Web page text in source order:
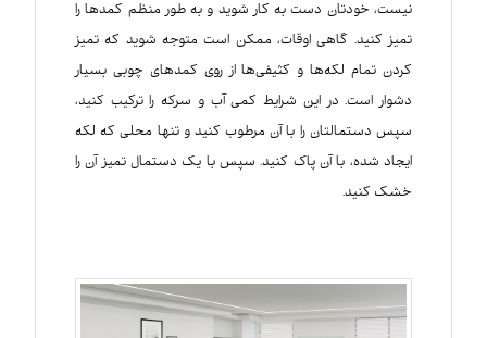
نیست، خودتان دست به کار شوید و به طور منظم کمدها را
تمیز کنید. گاهی اوقات، ممکن است متوجه شوید که تمیز
کردن تمام لکه‌ها و کثیفی‌ها از روی کمدهای چوبی بسیار
دشوار است. در این شرایط کمی آب و سرکه را ترکیب کنید،
سپس دستمالتان را با آن مرطوب کنید و تنها محلی که لکه
ایجاد شده، با آن پاک کنید. سپس با یک دستمال تمیز آن را
خشک کنید.